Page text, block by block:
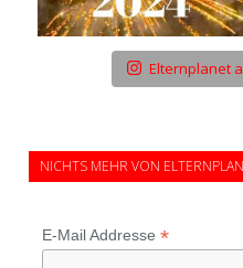
Elternplanet
NICHTS MEHR VON
E-Mail Addresse *